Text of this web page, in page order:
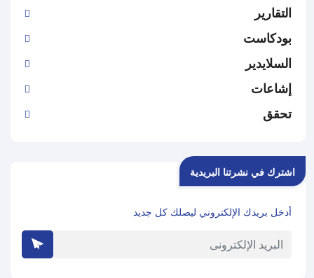
التقارير
بودكاست
السلايدير
إشاعات
تحقق
اشترك في نشرتنا البريدية
أدخل بريدك الإلكتروني ليصلك كل جديد